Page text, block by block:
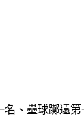
、壘球躑遠